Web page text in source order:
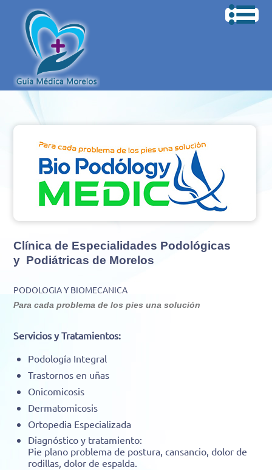
Clínica de Especialidades Podológicas
y Podiátricas de Morelos
PODOLOGIA Y BIOMECANICA
Para cada problema de los pies una solución
Servicios y Tratamientos:
Podología Integral
Trastornos en uñas
Onicomicosis
Dermatomicosis
Ortopedia Especializada
Diagnóstico y tratamiento:
Pie plano problema de postura, cansancio, dolor de
rodillas, dolor de espalda.